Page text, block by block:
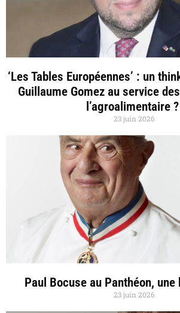
‘Les Tables Européennes’ : un
Guillaume Gomez au service
l’agroalimentaire ?
23 juin 2026
Paul Bocuse au Panthéon, une
23 juin 2026